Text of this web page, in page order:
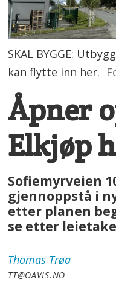
SKAL BYGGE:
kan flytte inn her.
Åpner
Elkjøp
Sofiemyrveien
gjennoppstå i
etter planen
se etter
Thomas Trøa
TT@OAVIS.NO